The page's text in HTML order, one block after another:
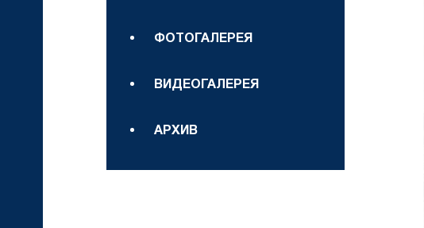
ФОТОГАЛЕРЕЯ
ВИДЕОГАЛЕРЕЯ
АРХИВ